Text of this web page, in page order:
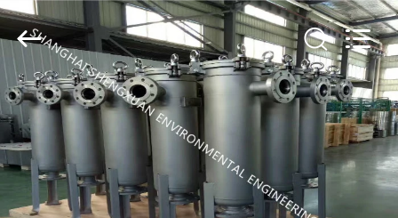
MAISON
PRODUITS
AU
Environmental
Engineering
Co.,LTD.
All
Rights
Reserved.
Developed
ECER